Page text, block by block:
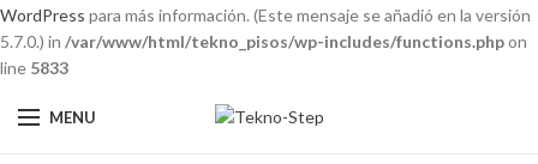
WordPress para más información. (Este mensaje se añadió en la versión
5.7.0.) in /var/www/html/tekno_pisos/wp-includes/functions.phpon
line 5833
MENU